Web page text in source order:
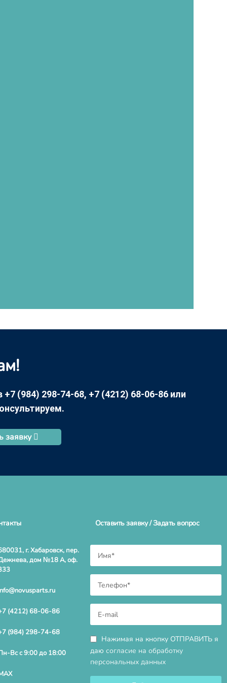
(984) 298-74-68, +7 (4212) 68-06-86 или
заявку
г. Хабаровск, пер.
дом №18 А, оф.
(4212) 68-06-86
(984) 298-74-68
Вс с 9:00 до 18:00
Оставить заявку / Задать вопрос
Нажимая на кнопку ОТПРАВИТЬ я
даю согласие на обработку
персональных данных